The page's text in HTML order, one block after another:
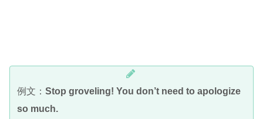
例文： Stop groveling! You don’t need to apologize
so much.